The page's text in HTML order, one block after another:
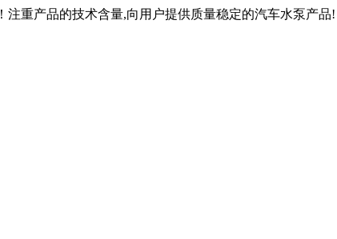
注重产品的技术含量,向用户提供质量稳定的汽车水泵产品!